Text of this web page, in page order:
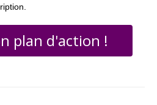
plan d'action !